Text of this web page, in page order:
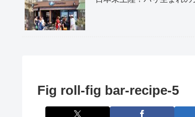
Fig roll-fig bar-recipe-5